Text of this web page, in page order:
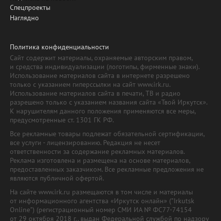
Спецпроекты
Наглядно
Политика конфиденциальности
Сайт содержит материалы, охраняемые авторским правом,
и средства индивидуализации (логотипы, фирменные знаки).
Использование материалов сайта в интернете разрешено
только с указанием гиперссылки на сайт www.irk.ru.
Использование материалов сайта в печати, ТВ и радио
разрешено только с указанием названия сайта «Твой Иркутск».
К нарушителям данного положения применяются все меры,
предусмотренные ст. 1301 ГК РФ.
Все рекламные товары подлежат обязательной сертификации,
все услуги - лицензированию. Редакция не несет
ответственности за содержание рекламных материалов.
Реклама изготовлена и размещена на основе материалов,
предоставленных заказчиком. Все рекламные предложения не
являются публичной офертой.
На сайте www.irk.ru размещаются в том числе и материалы
от информационного агентства «Иркутск онлайн» ("Irkutsk
Online") (регистрационный номер СМИ ИА № ФС77-74154
от 29 октября 2018 г., выдан Федеральной службой по надзору